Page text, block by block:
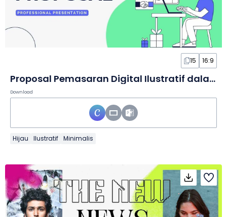
15 16:9
Proposal Pemasaran Digital Ilustratif dalam Slide
Download
Hijau Ilustratif Minimalis